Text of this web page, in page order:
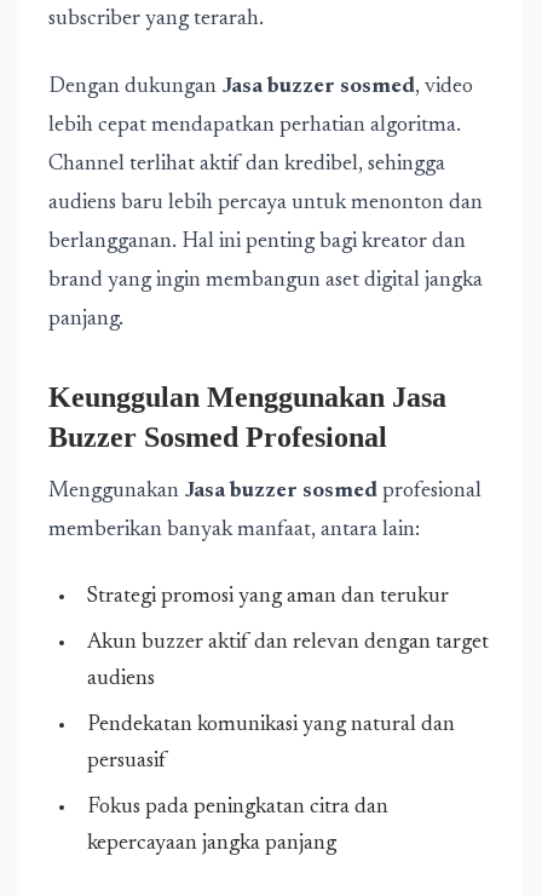
subscriber yang terarah.
Dengan dukungan Jasa buzzer sosmed, video
lebih cepat mendapatkan perhatian algoritma.
Channel terlihat aktif dan kredibel, sehingga
audiens baru lebih percaya untuk menonton dan
berlangganan. Hal ini penting bagi kreator dan
brand yang ingin membangun aset digital jangka
panjang.
Keunggulan Menggunakan Jasa
Buzzer Sosmed Profesional
Menggunakan Jasa buzzer sosmed profesional
memberikan banyak manfaat, antara lain:
Strategi promosi yang aman dan terukur
Akun buzzer aktif dan relevan dengan target
audiens
Pendekatan komunikasi yang natural dan
persuasif
Fokus pada peningkatan citra dan
kepercayaan jangka panjang